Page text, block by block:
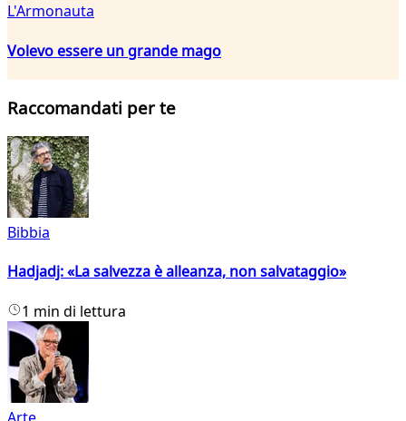
L'Armonauta
Volevo essere un grande mago
Raccomandati per te
Bibbia
Hadjadj: «La salvezza è alleanza, non salvataggio»
1 min di lettura